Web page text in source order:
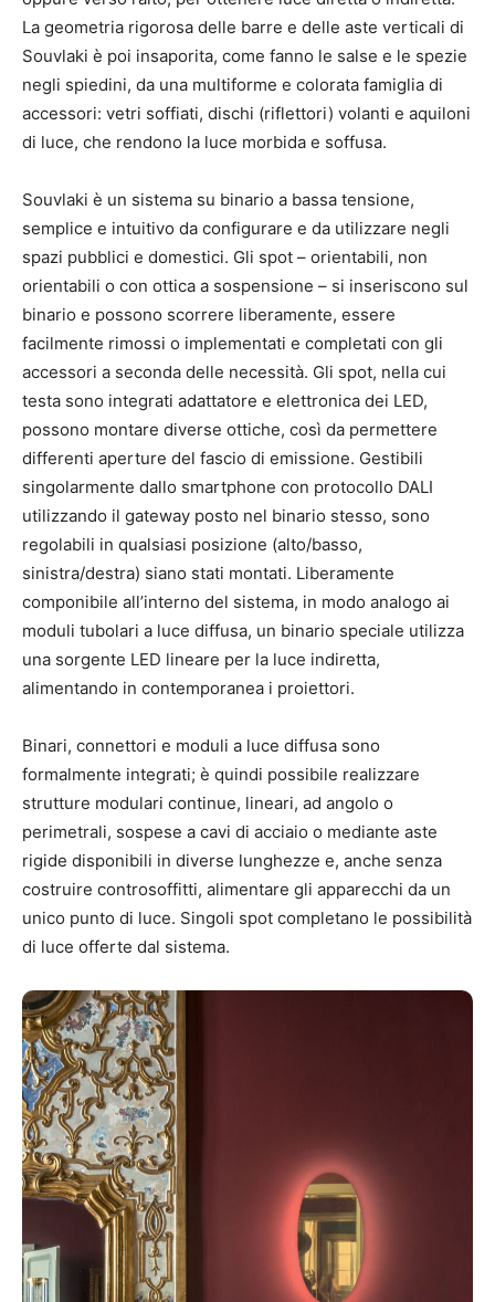
La geometria rigorosa delle barre e delle aste verticali di
Souvlaki è poi insaporita, come fanno le salse e le spezie
negli spiedini, da una multiforme e colorata famiglia di
accessori: vetri soffiati, dischi (riflettori) volanti e aquiloni
di luce, che rendono la luce morbida e soffusa.
Souvlaki è un sistema su binario a bassa tensione,
semplice e intuitivo da configurare e da utilizzare negli
spazi pubblici e domestici. Gli spot – orientabili, non
orientabili o con ottica a sospensione – si inseriscono sul
binario e possono scorrere liberamente, essere
facilmente rimossi o implementati e completati con gli
accessori a seconda delle necessità. Gli spot, nella cui
testa sono integrati adattatore e elettronica dei LED,
possono montare diverse ottiche, così da permettere
differenti aperture del fascio di emissione. Gestibili
singolarmente dallo smartphone con protocollo DALI
utilizzando il gateway posto nel binario stesso, sono
regolabili in qualsiasi posizione (alto/basso,
sinistra/destra) siano stati montati. Liberamente
componibile all’interno del sistema, in modo analogo ai
moduli tubolari a luce diffusa, un binario speciale utilizza
una sorgente LED lineare per la luce indiretta,
alimentando in contemporanea i proiettori.
Binari, connettori e moduli a luce diffusa sono
formalmente integrati; è quindi possibile realizzare
strutture modulari continue, lineari, ad angolo o
perimetrali, sospese a cavi di acciaio o mediante aste
rigide disponibili in diverse lunghezze e, anche senza
costruire controsoffitti, alimentare gli apparecchi da un
unico punto di luce. Singoli spot completano le possibilità
di luce offerte dal sistema.